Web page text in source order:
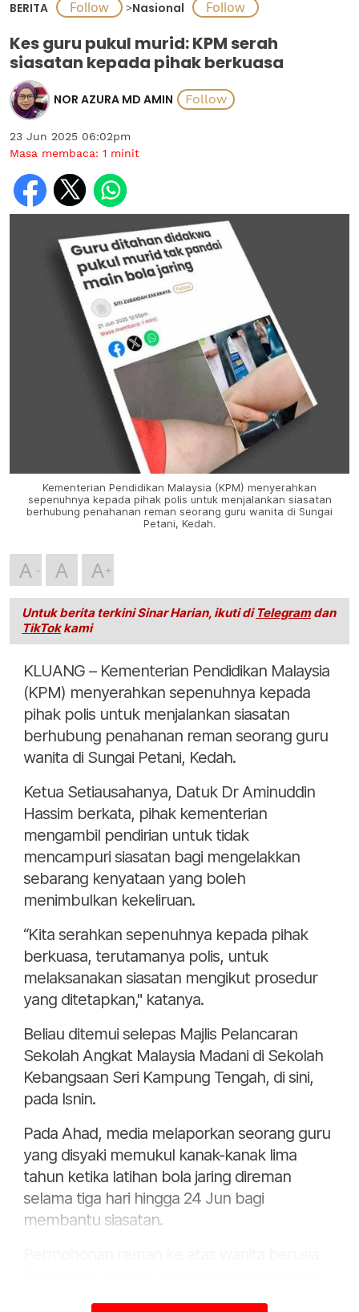
BERITA >Nasional
Kes guru pukul murid: KPM serah
siasatan kepada pihak berkuasa
NOR AZURA MD AMIN
23 Jun 2025 06:02pm
Masa membaca: 1 minit
Kementerian Pendidikan Malaysia (KPM) menyerahkan
sepenuhnya kepada pihak polis untuk menjalankan siasatan
berhubung penahanan reman seorang guru wanita di Sungai
Petani, Kedah.
A A A
Untuk berita terkini Sinar Harian, ikuti di Telegramdan
TikTokkami
KLUANG – Kementerian Pendidikan Malaysia
(KPM) menyerahkan sepenuhnya kepada
pihak polis untuk menjalankan siasatan
berhubung penahanan reman seorang guru
wanita di Sungai Petani, Kedah.
Ketua Setiausahanya, Datuk Dr Aminuddin
Hassim berkata, pihak kementerian
mengambil pendirian untuk tidak
mencampuri siasatan bagi mengelakkan
sebarang kenyataan yang boleh
menimbulkan kekeliruan.
“Kita serahkan sepenuhnya kepada pihak
berkuasa, terutamanya polis, untuk
melaksanakan siasatan mengikut prosedur
yang ditetapkan," katanya.
Beliau ditemui selepas Majlis Pelancaran
Sekolah Angkat Malaysia Madani di Sekolah
Kebangsaan Seri Kampung Tengah, di sini,
pada Isnin.
Pada Ahad, media melaporkan seorang guru
yang disyaki memukul kanak-kanak lima
tahun ketika latihan bola jaring direman
selama tiga hari hingga 24 Jun bagi
membantu siasatan.